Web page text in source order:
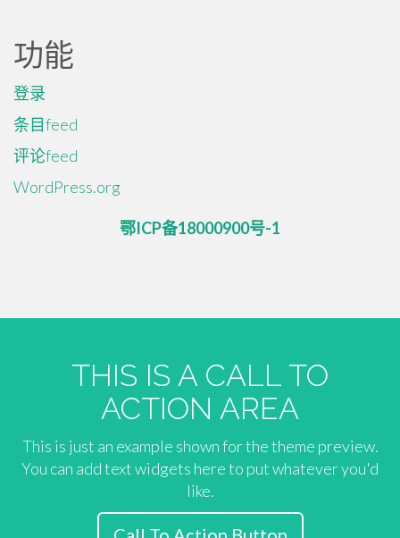
功能
登录
条目feed
评论feed
WordPress.org
鄂ICP备18000900号-1
THIS IS A CALL TO
ACTION AREA
This is just an example shown for the theme preview.
You can add text widgets here to put whatever you'd
like.